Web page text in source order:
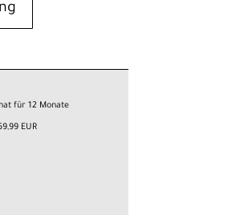
für 12 Monate
EUR